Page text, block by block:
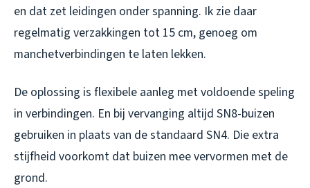
en dat zet leidingen onder spanning. Ik zie daar
regelmatig verzakkingen tot 15 cm, genoeg om
manchetverbindingen te laten lekken.
De oplossing is flexibele aanleg met voldoende speling
in verbindingen. En bij vervanging altijd SN8-buizen
gebruiken in plaats van de standaard SN4. Die extra
stijfheid voorkomt dat buizen mee vervormen met de
grond.